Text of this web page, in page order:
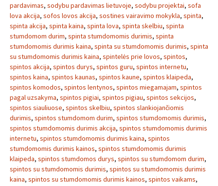
pardavimas, sodybu pardavimas lietuvoje, sodybu projektai, sofa
lova akcija, sofos lovos akcija, sostines vairavimo mokykla, spinta,
spinta akcija, spinta kaina, spinta lova, spinta skelbiu, spinta
stumdomom durim, spinta stumdomomis durimis, spinta
stumdomomis durimis kaina, spinta su stumdomomis durimis, spinta
su stumdomomis durimis kaina, spintelės prie lovos, spintos,
spintos akcija, spintos durys, spintos guru, spintos internetu,
spintos kaina, spintos kaunas, spintos kaune, spintos klaipeda,
spintos komodos, spintos lentynos, spintos miegamajam, spintos
pagal uzsakyma, spintos pigiai, spintos pigiau, spintos sekcijos,
spintos siauliuose, spintos skelbiu, spintos slankiojančiomis
durimis, spintos stumdomom durim, spintos stumdomomis durimis,
spintos stumdomomis durimis akcija, spintos stumdomomis durimis
internetu, spintos stumdomomis durimis kaina, spintos
stumdomomis durimis kainos, spintos stumdomomis durimis
klaipeda, spintos stumdomos durys, spintos su stumdomom durim,
spintos su stumdomomis durimis, spintos su stumdomomis durimis
kaina, spintos su stumdomomis durimis kainos, spintos vaikams,